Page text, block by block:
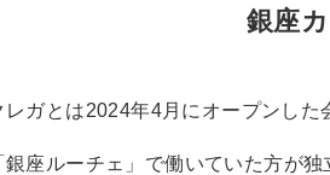
銀座
ガとは2024年4月にオープンした
銀座ルーチェ」で働いていた方が独